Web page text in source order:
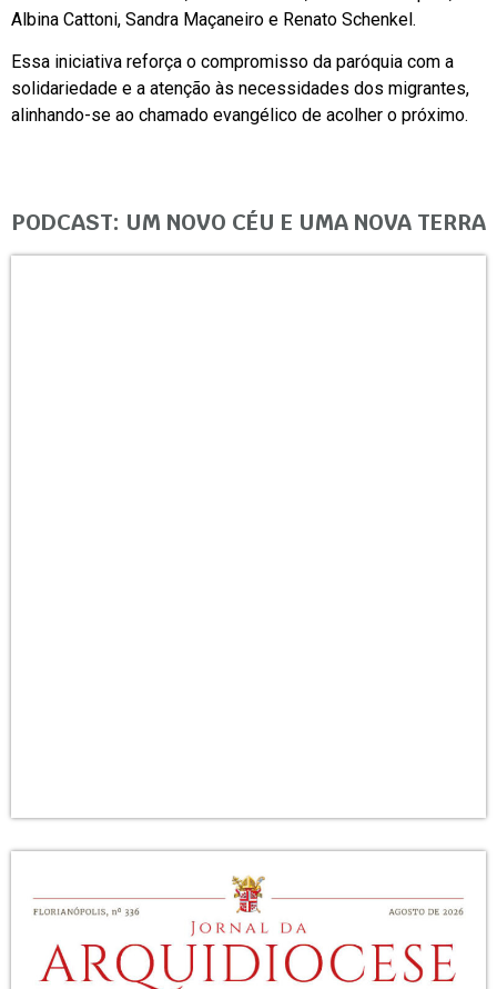
Albina Cattoni, Sandra Maçaneiro e Renato Schenkel.
Essa iniciativa reforça o compromisso da paróquia com a
solidariedade e a atenção às necessidades dos migrantes,
alinhando-se ao chamado evangélico de acolher o próximo.
PODCAST: UM NOVO CÉU E UMA NOVA TERRA